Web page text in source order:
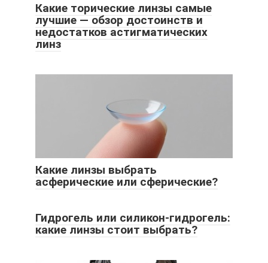
Какие торические линзы самые
лучшие — обзор достоинств и
недостатков астигматических
линз
Какие линзы выбрать
асферические или сферические?
Гидрогель или силикон-гидрогель:
какие линзы стоит выбрать?